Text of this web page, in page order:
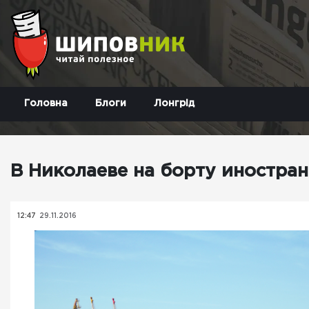
Головна Блоги Лонгрід
В Николаеве на борту
12:47 29.11.2016